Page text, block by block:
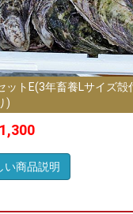
ットE(3年畜養Lサイズ
)
い商品説明